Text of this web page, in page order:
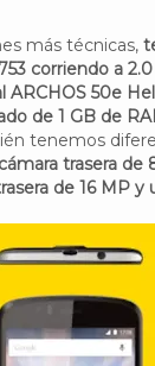
más técnicas,
corriendo a
ARCHOS 50e
de 1 GB de
tenemos
trasera de
de 16 MP